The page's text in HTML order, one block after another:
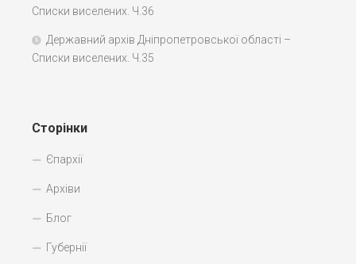
Списки виселених. Ч.36
Державний архів Дніпропетровської області –
Списки виселених. Ч.35
Сторінки
Єпархії
Архіви
Блог
Губернії